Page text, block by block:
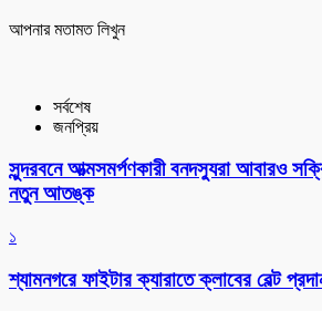
আপনার মতামত লিখুন
সর্বশেষ
জনপ্রিয়
সুন্দরবনে আত্মসমর্পণকারী বনদস্যুরা আবারও
নতুন আতঙ্ক
১
শ্যামনগরে ফাইটার ক্যারাতে ক্লাবের বেল্ট